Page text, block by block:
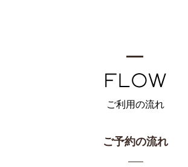
ご利用の流れ
ご予約の流れ